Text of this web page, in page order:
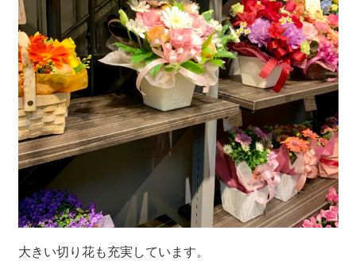
大きい切り花も充実しています。